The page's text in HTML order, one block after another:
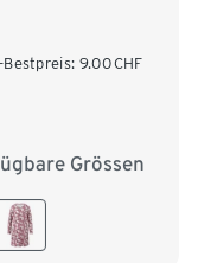
Bestpreis: 9.00CHF
Grössen
M 40/42